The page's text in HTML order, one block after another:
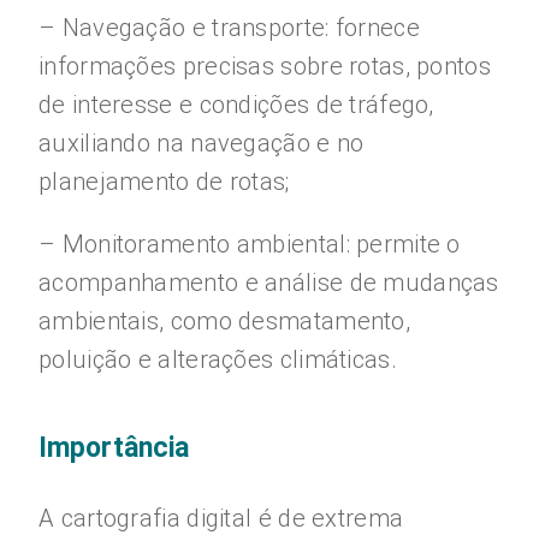
– Navegação e transporte: fornece
informações precisas sobre rotas, pontos
de interesse e condições de tráfego,
auxiliando na navegação e no
planejamento de rotas;
– Monitoramento ambiental: permite o
acompanhamento e análise de mudanças
ambientais, como desmatamento,
poluição e alterações climáticas.
Importância
A cartografia digital é de extrema